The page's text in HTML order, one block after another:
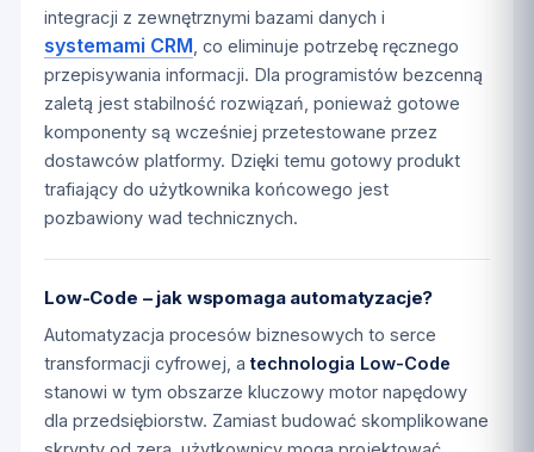
integracji z zewnętrznymi bazami danych i
systemami CRM , co eliminuje potrzebę ręcznego
przepisywania informacji. Dla programistów bezcenną
zaletą jest stabilność rozwiązań, ponieważ gotowe
komponenty są wcześniej przetestowane przez
dostawców platformy. Dzięki temu gotowy produkt
trafiający do użytkownika końcowego jest
pozbawiony wad technicznych.
Low-Code – jak wspomaga automatyzacje?
Automatyzacja procesów biznesowych to serce
transformacji cyfrowej, atechnologia Low-Code
stanowi w tym obszarze kluczowy motor napędowy
dla przedsiębiorstw. Zamiast budować skomplikowane